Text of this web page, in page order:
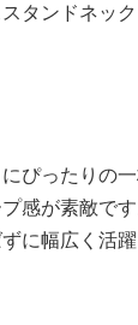
タンドネッ
ぴったりの一
感が素敵です
に幅広く活躍